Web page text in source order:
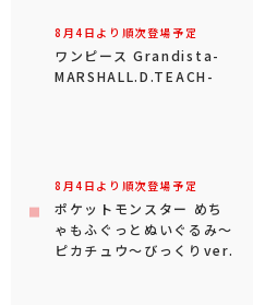
8月4日より順次登場予定
ワンピース Grandista-
MARSHALL.D.TEACH-
8月4日より順次登場予定
ポケットモンスター めち
ゃもふぐっとぬいぐるみ～
ピカチュウ～びっくりver.